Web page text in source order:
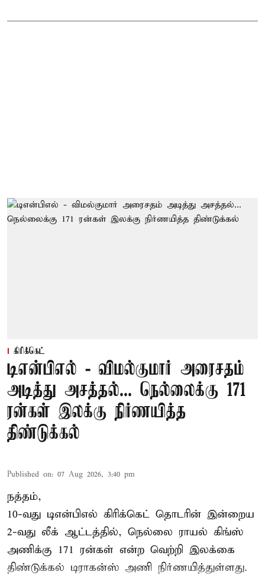
கிரிக்கெட்
டிஎன்பிஎல் - விமல்குமார் அரைசதம்
அடித்து அசத்தல்... நெல்லைக்கு 171
ரன்கள் இலக்கு நிர்ணயித்த
திண்டுக்கல்
Published on: 07 Aug 2026, 3:40 pm
நத்தம்,
10-வது டிஎன்பிஎல் கிரிக்கெட் தொடரின் இன்றைய
2-வது லீக் ஆட்டத்தில், நெல்லை ராயல் கிங்ஸ்
அணிக்கு 171 ரன்கள் என்ற வெற்றி இலக்கை
திண்டுக்கல் டிராகன்ஸ் அணி நிர்ணயித்துள்ளது.